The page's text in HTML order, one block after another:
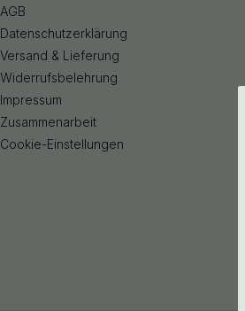
AGB
Datenschutzerklärung
Versand & Lieferung
Widerrufsbelehrung
Impressum
Zusammenarbeit
Cookie-Einstellungen